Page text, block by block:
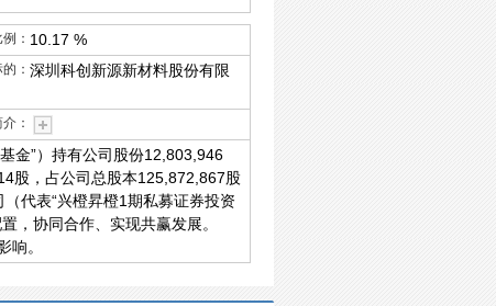
： 10.17 %
： 深圳科创新源新材料股份有限
：
金”）持有公司股份12,803,946
股，占公司总股本125,872,867股
代表“兴橙昇橙1期私募证券投资
，协同合作、实现共赢发展。
。